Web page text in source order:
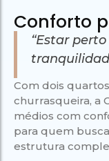
Conforto
“Estar
Com dois
churrasqueira, a
médios com
para quem
estrutura